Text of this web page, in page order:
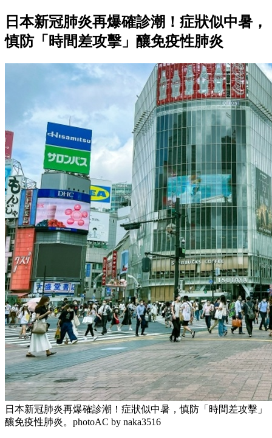
日本新冠肺炎再爆確診潮！症狀似中暑，
慎防「時間差攻擊」釀免疫性肺炎
日本新冠肺炎再爆確診潮！症狀似中暑，慎防「時間差攻擊」
釀免疫性肺炎。photoAC by naka3516